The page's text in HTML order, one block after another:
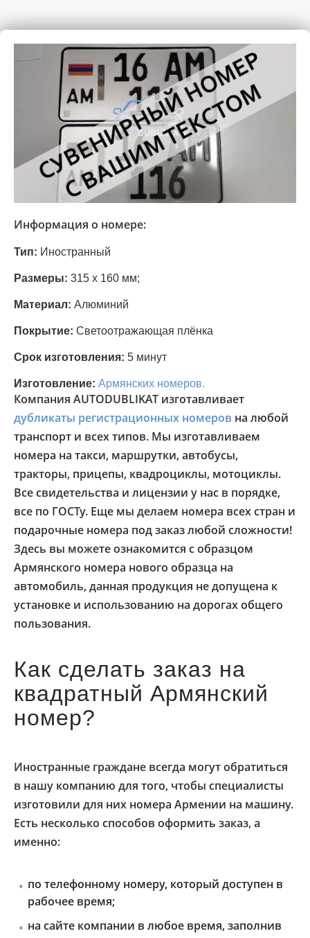
Информация о номере:
Тип: Иностранный
Размеры: 315 х 160 мм;
Материал: Алюминий
Покрытие: Светоотражающая плёнка
Срок изготовления: 5 минут
Изготовление: Армянских номеров.
Компания AUTODUBLIKAT изготавливает
дубликаты регистрационных номеров на любой
транспорт и всех типов. Мы изготавливаем
номера на такси, маршрутки, автобусы,
тракторы, прицепы, квадроциклы, мотоциклы.
Все свидетельства и лицензии у нас в порядке,
все по ГОСТу. Еще мы делаем номера всех стран и
подарочные номера под заказ любой сложности!
Здесь вы можете ознакомится с образцом
Армянского номера нового образца на
автомобиль, данная продукция не допущена к
установке и использованию на дорогах общего
пользования.
Как сделать заказ на
квадратный Армянский
номер?
Иностранные граждане всегда могут обратиться
в нашу компанию для того, чтобы специалисты
изготовили для них номера Армении на машину.
Есть несколько способов оформить заказ, а
именно:
по телефонному номеру, который доступен в
рабочее время;
на сайте компании в любое время, заполнив